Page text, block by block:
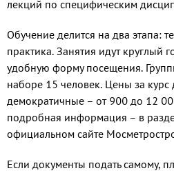
лекций по специфическим
Обучение делится на два этапа:
практика. Занятия идут круглый
удобную форму посеще­ния.
наборе 15 человек. Цены за курс
демократичные – от 900 до 12
подробная информация – в
официальном сайте
Если документы подать само­му,